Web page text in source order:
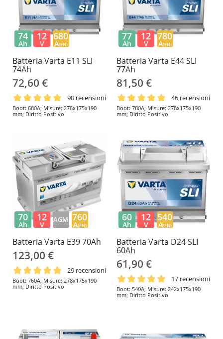
Batteria Varta E11 SLI
74Ah
72,60 €
90 recensioni
Boot: 680A; Misure: 278x175x190
mm; Diritto Positivo
74
Ah
12
V
680
A(EN)
Batteria Varta E44 SLI
77Ah
81,50 €
46 recensioni
Boot: 780A; Misure: 278x175x190
mm; Diritto Positivo
77
Ah
12
V
780
A(EN)
Batteria Varta E39 70Ah
123,00 €
29 recensioni
Boot: 760A; Misure: 278x175x190
mm; Diritto Positivo
70
Ah
12
V
AGM 760
A(EN)
Batteria Varta D24 SLI
60Ah
61,90 €
17 recensioni
Boot: 540A; Misure: 242x175x190
mm; Diritto Positivo
60
Ah
12
V
540
A(EN)